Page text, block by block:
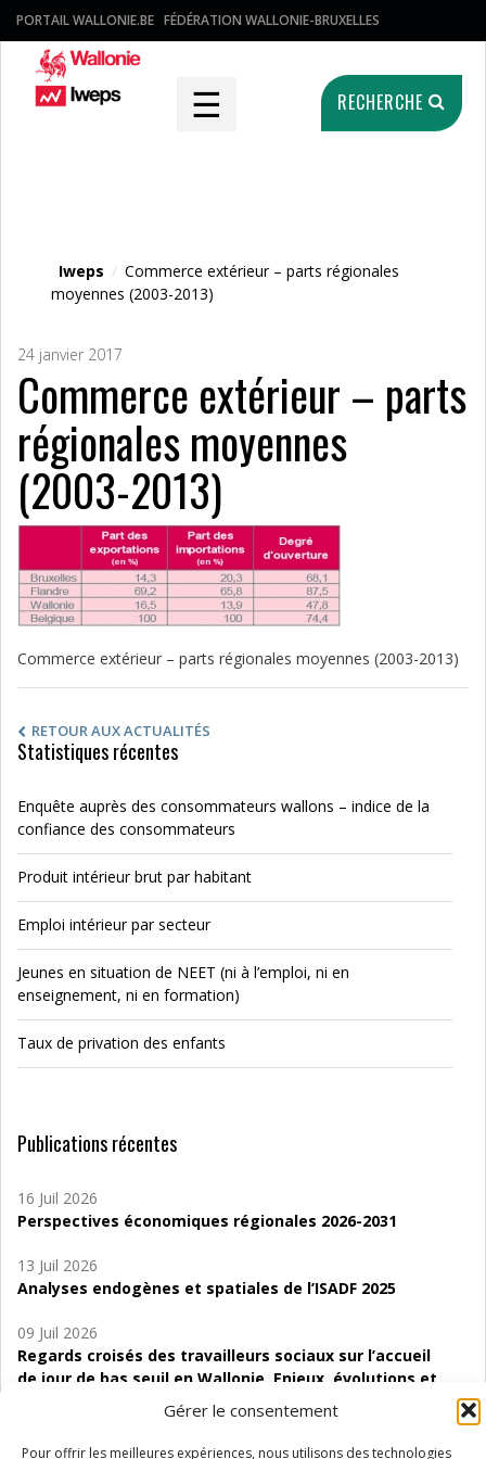
Gérer le consentement
Pour offrir les meilleures expériences, nous utilisons des technologies
PORTAIL WALLONIE.BE FÉDÉRATION WALLONIE-BRUXELLES
☰ RECHERCHE
Iweps / Commerce extérieur – parts régionales
moyennes (2003-2013)
24 janvier 2017
Commerce extérieur – parts
régionales moyennes
(2003-2013)
Commerce extérieur – parts régionales moyennes (2003-2013)
RETOUR AUX ACTUALITÉS
Statistiques récentes
Enquête auprès des consommateurs wallons – indice de la
confiance des consommateurs
Produit intérieur brut par habitant
Emploi intérieur par secteur
Jeunes en situation de NEET (ni à l’emploi, ni en
enseignement, ni en formation)
Taux de privation des enfants
Publications récentes
16 Juil 2026
Perspectives économiques régionales 2026-2031
13 Juil 2026
Analyses endogènes et spatiales de l’ISADF 2025
09 Juil 2026
Regards croisés des travailleurs sociaux sur l’accueil
de jour de bas seuil en Wallonie. Enjeux, évolutions et
06 Juil 2026